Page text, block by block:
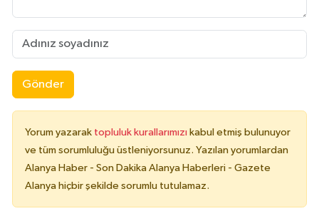
Gönder
Yorum yazarak topluluk kurallarımızı kabul etmiş bulunuyor
ve tüm sorumluluğu üstleniyorsunuz. Yazılan yorumlardan
Alanya Haber - Son Dakika Alanya Haberleri - Gazete
Alanya hiçbir şekilde sorumlu tutulamaz.